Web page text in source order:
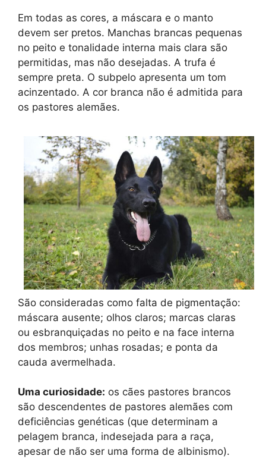
Em todas as cores, a máscara e o manto
devem ser pretos. Manchas brancas pequenas
no peito e tonalidade interna mais clara são
permitidas, mas não desejadas. A trufa é
sempre preta. O subpelo apresenta um tom
acinzentado. A cor branca não é admitida para
os pastores alemães.
São consideradas como falta de pigmentação:
máscara ausente; olhos claros; marcas claras
ou esbranquiçadas no peito e na face interna
dos membros; unhas rosadas; e ponta da
cauda avermelhada.
Uma curiosidade: os cães pastores brancos
são descendentes de pastores alemães com
deficiências genéticas (que determinam a
pelagem branca, indesejada para a raça,
apesar de não ser uma forma de albinismo).